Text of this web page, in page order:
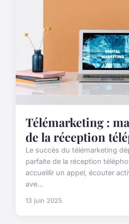
Télémarketing :
de la réception
Le succès du télémarketing
parfaite de la réception
accueillir un appel, écouter
ave...
13 juin 2025